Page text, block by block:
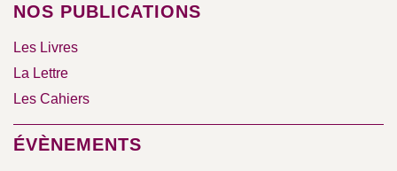
NOS PUBLICATIONS
Les Livres
La Lettre
Les Cahiers
ÉVÈNEMENTS